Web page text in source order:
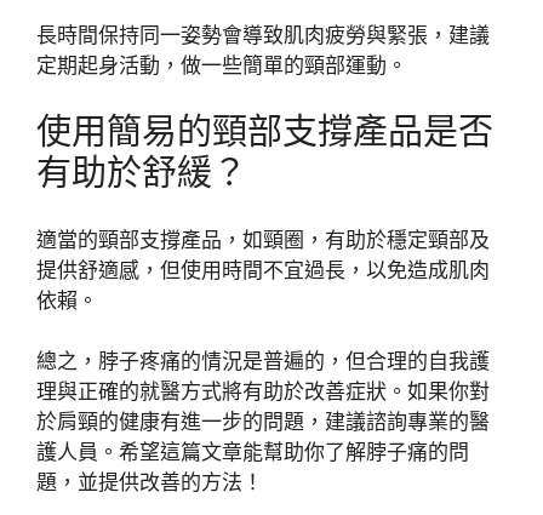
長時間保持同一姿勢會導致肌肉疲勞與緊張，建議
定期起身活動，做一些簡單的頸部運動。
使用簡易的頸部支撐產品是否
有助於舒緩？
適當的頸部支撐產品，如頸圈，有助於穩定頸部及
提供舒適感，但使用時間不宜過長，以免造成肌肉
依賴。
總之，脖子疼痛的情況是普遍的，但合理的自我護
理與正確的就醫方式將有助於改善症狀。如果你對
於肩頸的健康有進一步的問題，建議諮詢專業的醫
護人員。希望這篇文章能幫助你了解脖子痛的問
題，並提供改善的方法！